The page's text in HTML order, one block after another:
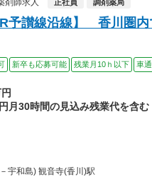
剤師求人
正社員 調剤薬局
予讃線沿線】 香川圏
新卒も応募可能 残業月10ｈ以下 車
月30時間の見込み残業代を含む
宇和島) 観音寺(香川)駅